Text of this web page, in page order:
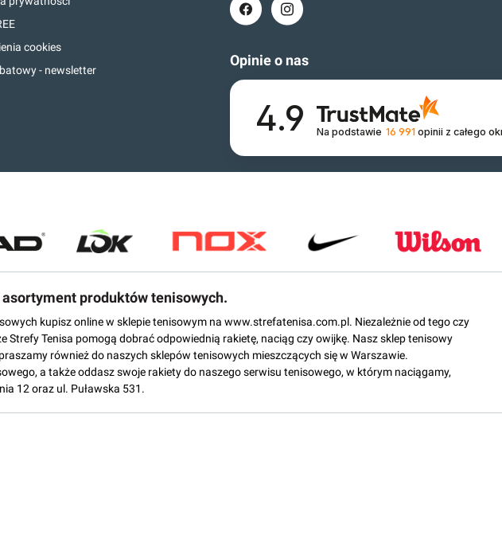
cookies
- newsletter
Opinie o nas
4.9 Na podstawie 16 991 opinii z całego
produktów tenisowych.
kupisz online w sklepie tenisowym na www.strefatenisa.com.pl. Niezależnie od tego czy
Tenisa pomogą dobrać odpowiednią rakietę, naciąg czy owijkę. Nasz sklep tenisowy
również do naszych sklepów tenisowych mieszczących się w Warszawie.
a także oddasz swoje rakiety do naszego serwisu tenisowego, w którym naciągamy,
12 oraz ul. Puławska 531.